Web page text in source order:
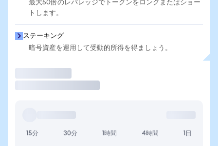
最大50倍のレバレッジでトークンをロングまたはショー
トします。
ステーキング
暗号資産を運用して受動的所得を得ましょう。
15分 30分 1時間 4時間 1日